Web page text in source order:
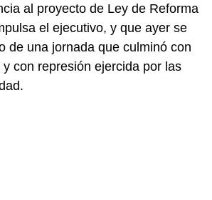
al proyecto de Ley de Reforma
el ejecutivo, y que ayer se
de una jornada que culminó con
con represión ejercida por las